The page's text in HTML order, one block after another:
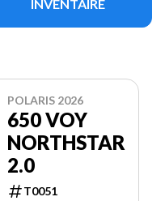
INVENTAIRE
POLARIS 2026
650 VOY
NORTHSTAR
2.0
T0051